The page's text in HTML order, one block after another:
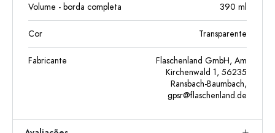
Volume - borda completa 390 ml
Cor Transparente
Fabricante
Flaschenland GmbH, Am
Kirchenwald 1, 56235
Ransbach-Baumbach,
gpsr@flaschenland.de